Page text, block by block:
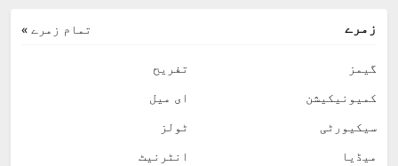
تمام زمرے » زمرے
گیمز
تفریح
کمیونیکیشن
ای میل
سیکیورٹی
ٹولز
میڈیا
انٹرنیٹ